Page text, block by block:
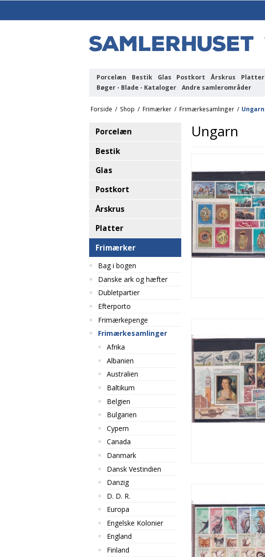
Porcelæn Bestik Glas Postkort Årskrus Platter
Bøger - Blade - Kataloger
Andre samlerområder
Forside / Shop / Frimærker / Frimærkesamlinger / Ungarn
Porcelæn
Bestik
Glas
Postkort
Årskrus
Platter
Frimærker
Bag i bogen
Danske ark og hæfter
Dubletpartier
Efterporto
Frimærkepenge
Frimærkesamlinger
Afrika
Albanien
Australien
Baltikum
Belgien
Bulgarien
Cypern
Canada
Danmark
Dansk Vestindien
Danzig
D. D. R.
Europa
Engelske Kolonier
England
Finland
Ungarn